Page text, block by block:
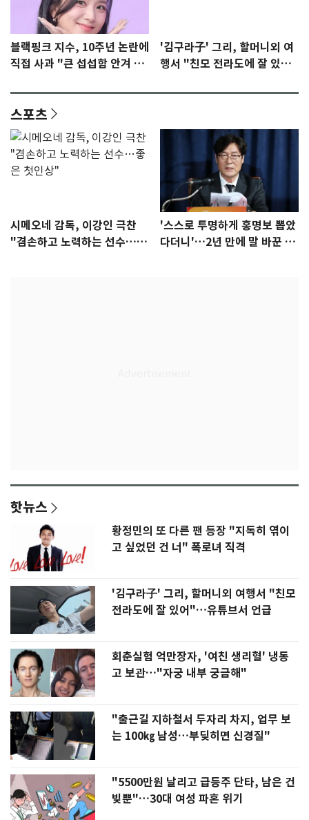
블랙핑크 지수, 10주년 논란에
직접 사과 "큰 섭섭함 안겨 미
'김구라子' 그리, 할머니외 여
행서 "친모 전라도에 잘 있
스포츠
시메오네 감독, 이강인 극찬
"겸손하고 노력하는 선수…좋
'스스로 투명하게 홍명보 뽑았
다더니'…2년 만에 말 바꾼 이
핫뉴스
황정민의 또 다른 팬 등장 "지독히 엮이
고 싶었던 건 너" 폭로녀 직격
'김구라子' 그리, 할머니외 여행서 "친모
전라도에 잘 있어"…유튜브서 언급
회춘실험 억만장자, '여친 생리혈' 냉동
고 보관…"자궁 내부 궁금해"
"출근길 지하철서 두자리 차지, 업무 보
는 100㎏ 남성…부딪히면 신경질"
"5500만원 날리고 급등주 단타, 남은 건
빚뿐"…30대 여성 파혼 위기